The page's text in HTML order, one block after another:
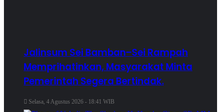
Jalinsum Sei Bamban–Sei Rampah
Memprihatinkan, Masyarakat Minta
Pemerintah Segera Bertindak.
Selasa, 4 Agustus 2026 - 18:41 WIB